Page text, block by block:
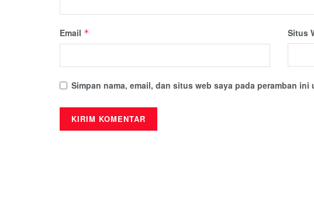
Email * Situs
Simpan nama, email, dan situs web saya pada peramban